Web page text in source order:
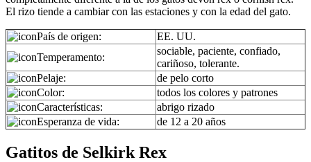
El rizo tiende a cambiar con las estaciones y con la edad del gato.
País de origen:
EE. UU.
Temperamento:
sociable, paciente, confiado,
cariñoso, tolerante.
Pelaje:
de pelo corto
Color:
todos los colores y patrones
Características:
abrigo rizado
Esperanza de vida:
de 12 a 20 años
Gatitos de Selkirk Rex